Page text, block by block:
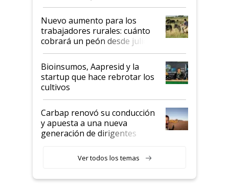
Nuevo aumento para los
trabajadores rurales: cuánto
cobrará un peón desde julio
Bioinsumos, Aapresid y la
startup que hace rebrotar los
cultivos
Carbap renovó su conducción
y apuesta a una nueva
generación de dirigentes
Ver todos los temas